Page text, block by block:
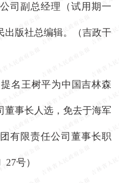
司副总经理（试用期一
出版社总编辑。（吉政干
名王树平为中国吉林森
董事长人选，免去于海军
有限责任公司董事长职
27号）